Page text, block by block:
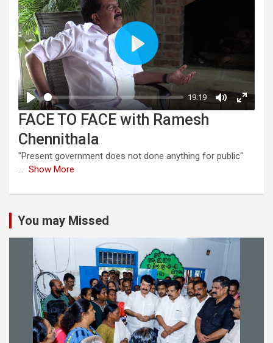
FACE TO FACE with Ramesh
Chennithala
"Present government does not done anything for public"
... Show More
You may Missed